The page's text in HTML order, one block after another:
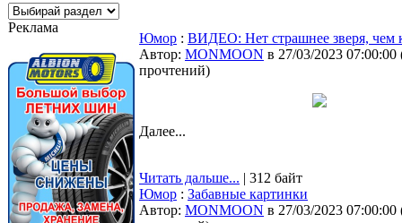
Реклама
Юмор : ВИДЕО: Нет страшнее зверя, чем
Автор: MONMOON в 27/03/2023 07:00:00
прочтений)
Далее...
Читать дальше... | 312 байт
Юмор : Забавные картинки
Автор: MONMOON в 27/03/2023 07:00:00